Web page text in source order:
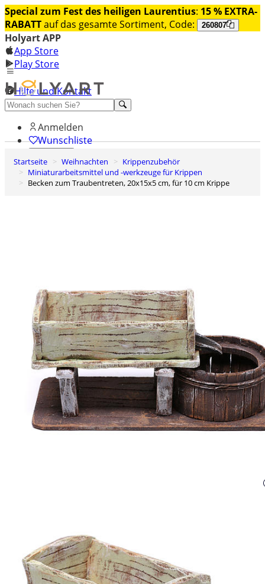
Special zum Fest des heiligen Laurentius: 15 % EXTRA-
RABATTauf das gesamte Sortiment, Code: 260807
Holyart APP
App Store
Play Store
Hilfe und Kontakt
Entdecken Sie Premium
Anmelden
Wunschliste
0
Warenkorb
Startseite Weihnachten
Krippenzubehör
Miniaturarbeitsmittel und -werkzeuge für Krippen
Becken zum Traubentreten, 20x15x5 cm, für 10 cm Krippe